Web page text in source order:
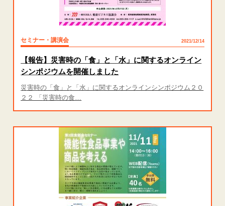
セミナー・講演会 2021/12/14
【報告】災害時の「食」と「水」に関するオンライン
シンポジウムを開催しました
災害時の「食」と「水」に関するオンラインシンポジウム２０
２２ 「災害時の食…